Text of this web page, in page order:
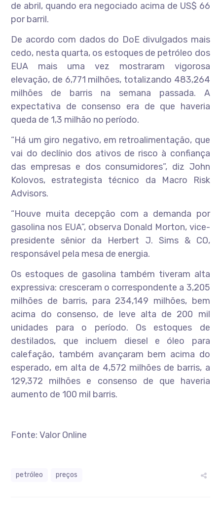
de abril, quando era negociado acima de US$ 66
por barril.
De acordo com dados do DoE divulgados mais
cedo, nesta quarta, os estoques de petróleo dos
EUA mais uma vez mostraram vigorosa
elevação, de 6,771 milhões, totalizando 483,264
milhões de barris na semana passada. A
expectativa de consenso era de que haveria
queda de 1,3 milhão no período.
“Há um giro negativo, em retroalimentação, que
vai do declínio dos ativos de risco à confiança
das empresas e dos consumidores”, diz John
Kolovos, estrategista técnico da Macro Risk
Advisors.
“Houve muita decepção com a demanda por
gasolina nos EUA”, observa Donald Morton, vice-
presidente sênior da Herbert J. Sims & CO,
responsável pela mesa de energia.
Os estoques de gasolina também tiveram alta
expressiva: cresceram o correspondente a 3,205
milhões de barris, para 234,149 milhões, bem
acima do consenso, de leve alta de 200 mil
unidades para o período. Os estoques de
destilados, que incluem diesel e óleo para
calefação, também avançaram bem acima do
esperado, em alta de 4,572 milhões de barris, a
129,372 milhões e consenso de que haveria
aumento de 100 mil barris.
Fonte: Valor Online
petróleo preços